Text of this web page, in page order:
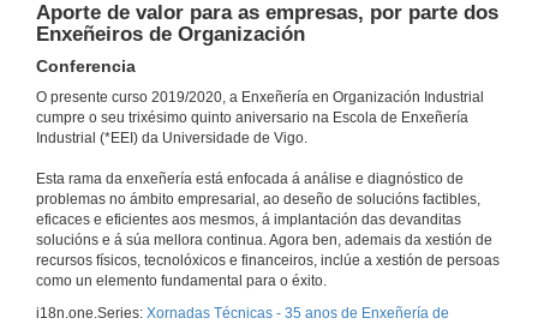
Aporte de valor para as empresas, por parte dos
Enxeñeiros de Organización
Conferencia
O presente curso 2019/2020, a Enxeñería en Organización Industrial
cumpre o seu trixésimo quinto aniversario na Escola de Enxeñería
Industrial (*EEI) da Universidade de Vigo.
Esta rama da enxeñería está enfocada á análise e diagnóstico de
problemas no ámbito empresarial, ao deseño de solucións factibles,
eficaces e eficientes aos mesmos, á implantación das devanditas
solucións e á súa mellora continua. Agora ben, ademais da xestión de
recursos físicos, tecnolóxicos e financeiros, inclúe a xestión de persoas
como un elemento fundamental para o éxito.
i18n.one.Series: Xornadas Técnicas - 35 anos de Enxeñería de
11 de feb. de 2020
Conferencia
11 de feb. de 2020
Conferencia
11 de feb. de 2020
Conferencia